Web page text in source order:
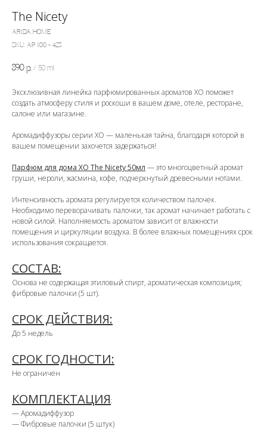
The Nicety
ARIDA HOME
SKU: АР 100 - 423
890 р. / 50 ml
Эксклюзивная линейка парфюмированных ароматов ХО поможет
создать атмосферу стиля и роскоши в вашем доме, отеле, ресторане,
салоне или магазине.
Аромадиффузоры серии ХО — маленькая тайна, благодаря которой в
вашем помещении захочется задержаться!
Парфюм для дома ХО The Nicety 50мл — это многоцветный аромат
груши, нероли, жасмина, кофе, подчеркнутый древесными нотами.
Интенсивность аромата регулируется количеством палочек.
Необходимо переворачивать палочки, так аромат начинает работать с
новой силой. Наполняемость ароматом зависит от влажности
помещения и циркуляции воздуха. В более влажных помещениях срок
использования сокращается.
СОСТАВ:
Основа не содержащая этиловый спирт, ароматическая композиция;
фибровые палочки (5 шт).
СРОК ДЕЙСТВИЯ:
До 5 недель
СРОК ГОДНОСТИ:
Не ограничен
КОМПЛЕКТАЦИЯ:
— Аромадиффузор
— Фибровые палочки (5 штук)